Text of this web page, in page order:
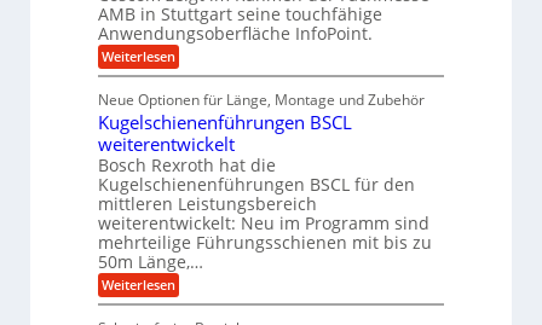
n
g
a
g
t
e
l
e
n
r
u
n
g
f
ü
r
R
a
p
i
d
a
-
c
h
u
g
s
p
r
o
j
e
k
t
AMB in Stuttgart seine touchfähige
Anwendungsoberfläche InfoPoint.
Weiterlesen:
D
g
i
t
a
l
e
r
W
e
r
k
z
e
Neue Optionen für Länge, Montage und Zubehör
Kugelschienenführungen BSCL
weiterentwickelt
Bosch Rexroth hat die
Kugelschienenführungen BSCL für den
mittleren Leistungsbereich
weiterentwickelt: Neu im Programm sind
mehrteilige Führungsschienen mit bis zu
50m Länge,…
Weiterlesen:
K